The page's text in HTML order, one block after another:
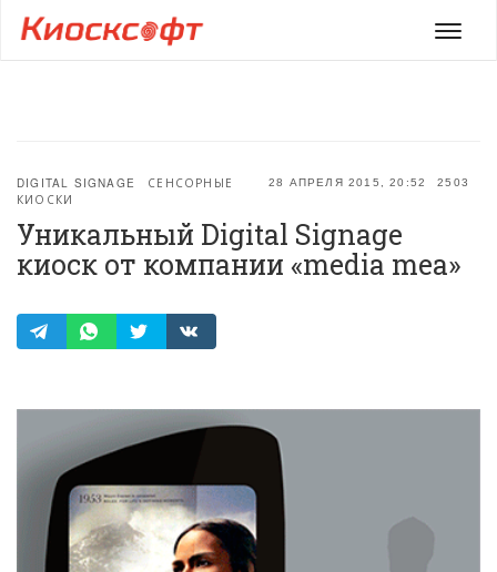
Меню
28 АПРЕЛЯ 2015, 20:52 2503
DIGITAL SIGNAGE
СЕНСОРНЫЕ
КИОСКИ
Уникальный Digital Signagе
киоск от компании «media mea»